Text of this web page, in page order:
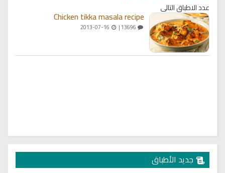
عدد الاطباق التالي
Chicken tikka masala recipe
جديد الأطباق